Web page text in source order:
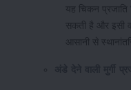
यह चिकन
सकती है और इसी
आसानी से